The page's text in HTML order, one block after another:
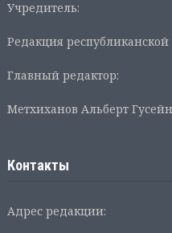
Учредитель:
Редакция
Главный редактор:
Метхиханов Альберт
Контакты
Адрес редакции: